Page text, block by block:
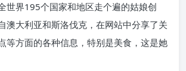
世界195个国家和地区走个遍的姑娘创
澳大利亚和斯洛伐克，在网站中分享了关
等方面的各种信息，特别是美食，这是她